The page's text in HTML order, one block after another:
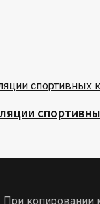
копировании